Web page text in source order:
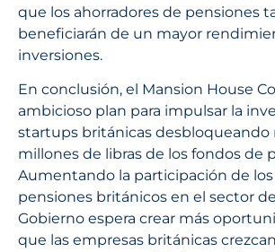
que los ahorradores de pensiones
beneficiarán de un mayor
inversiones.
En conclusión, el Mansion House
ambicioso plan para impulsar la
startups británicas desbloqueando
millones de libras de los fondos de
Aumentando la participación de
pensiones británicos en el sector
Gobierno espera crear más
que las empresas británicas